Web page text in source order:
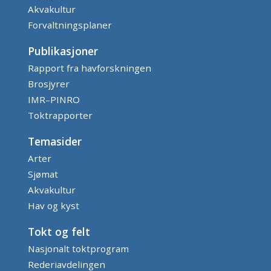
Akvakultur
Forvaltningsplaner
Publikasjoner
Rapport fra havforskningen
Brosjyrer
IMR–PINRO
Toktrapporter
Temasider
Arter
Sjømat
Akvakultur
Hav og kyst
Tokt og felt
Nasjonalt toktprogram
Rederiavdelingen